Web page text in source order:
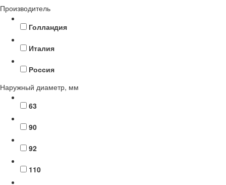
Производитель
Голландия
Италия
Россия
Наружный диаметр, мм
63
90
92
110